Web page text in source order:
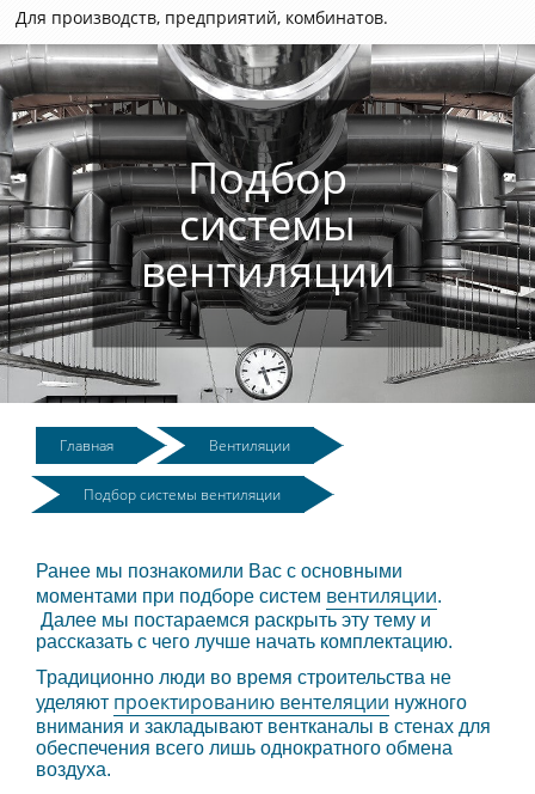
Для производств, предприятий, комбинатов.
Подбор
системы
вентиляции
Главная Вентиляции
Подбор системы вентиляции
Ранее мы познакомили Вас с основными
моментами при подборе систем вентиляции.
Далее мы постараемся раскрыть эту тему и
рассказать с чего лучше начать комплектацию.
Традиционно люди во время строительства не
уделяют проектированию вентеляции нужного
внимания и закладывают вентканалы в стенах для
обеспечения всего лишь однократного обмена
воздуха.